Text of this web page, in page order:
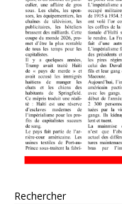
Rechercher